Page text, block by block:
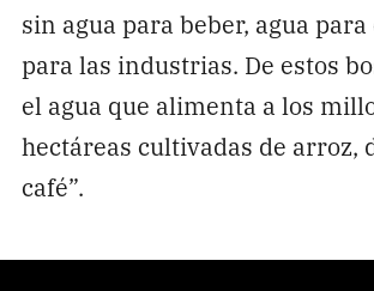
sin agua para beber, agua
para las industrias. De estos
el agua que alimenta a los
hectáreas cultivadas de arroz,
café”.